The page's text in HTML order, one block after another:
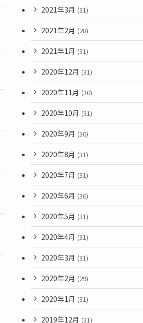
2021年3月 (31)
2021年2月 (28)
2021年1月 (31)
2020年12月 (31)
2020年11月 (30)
2020年10月 (31)
2020年9月 (30)
2020年8月 (31)
2020年7月 (31)
2020年6月 (30)
2020年5月 (31)
2020年4月 (31)
2020年3月 (31)
2020年2月 (29)
2020年1月 (31)
2019年12月 (31)